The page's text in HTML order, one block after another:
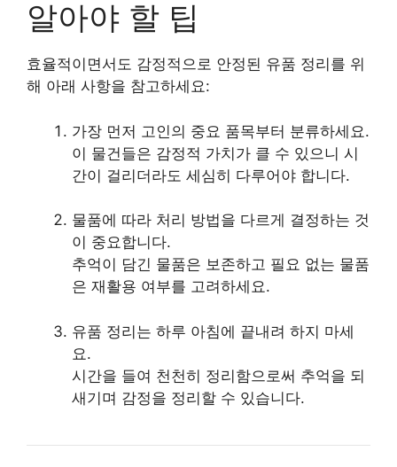
알아야 할 팁
효율적이면서도 감정적으로 안정된 유품 정리를 위
해 아래 사항을 참고하세요:
가장 먼저 고인의 중요 품목부터 분류하세요.
이 물건들은 감정적 가치가 클 수 있으니 시
간이 걸리더라도 세심히 다루어야 합니다.
물품에 따라 처리 방법을 다르게 결정하는 것
이 중요합니다.
추억이 담긴 물품은 보존하고 필요 없는 물품
은 재활용 여부를 고려하세요.
유품 정리는 하루 아침에 끝내려 하지 마세
요.
시간을 들여 천천히 정리함으로써 추억을 되
새기며 감정을 정리할 수 있습니다.